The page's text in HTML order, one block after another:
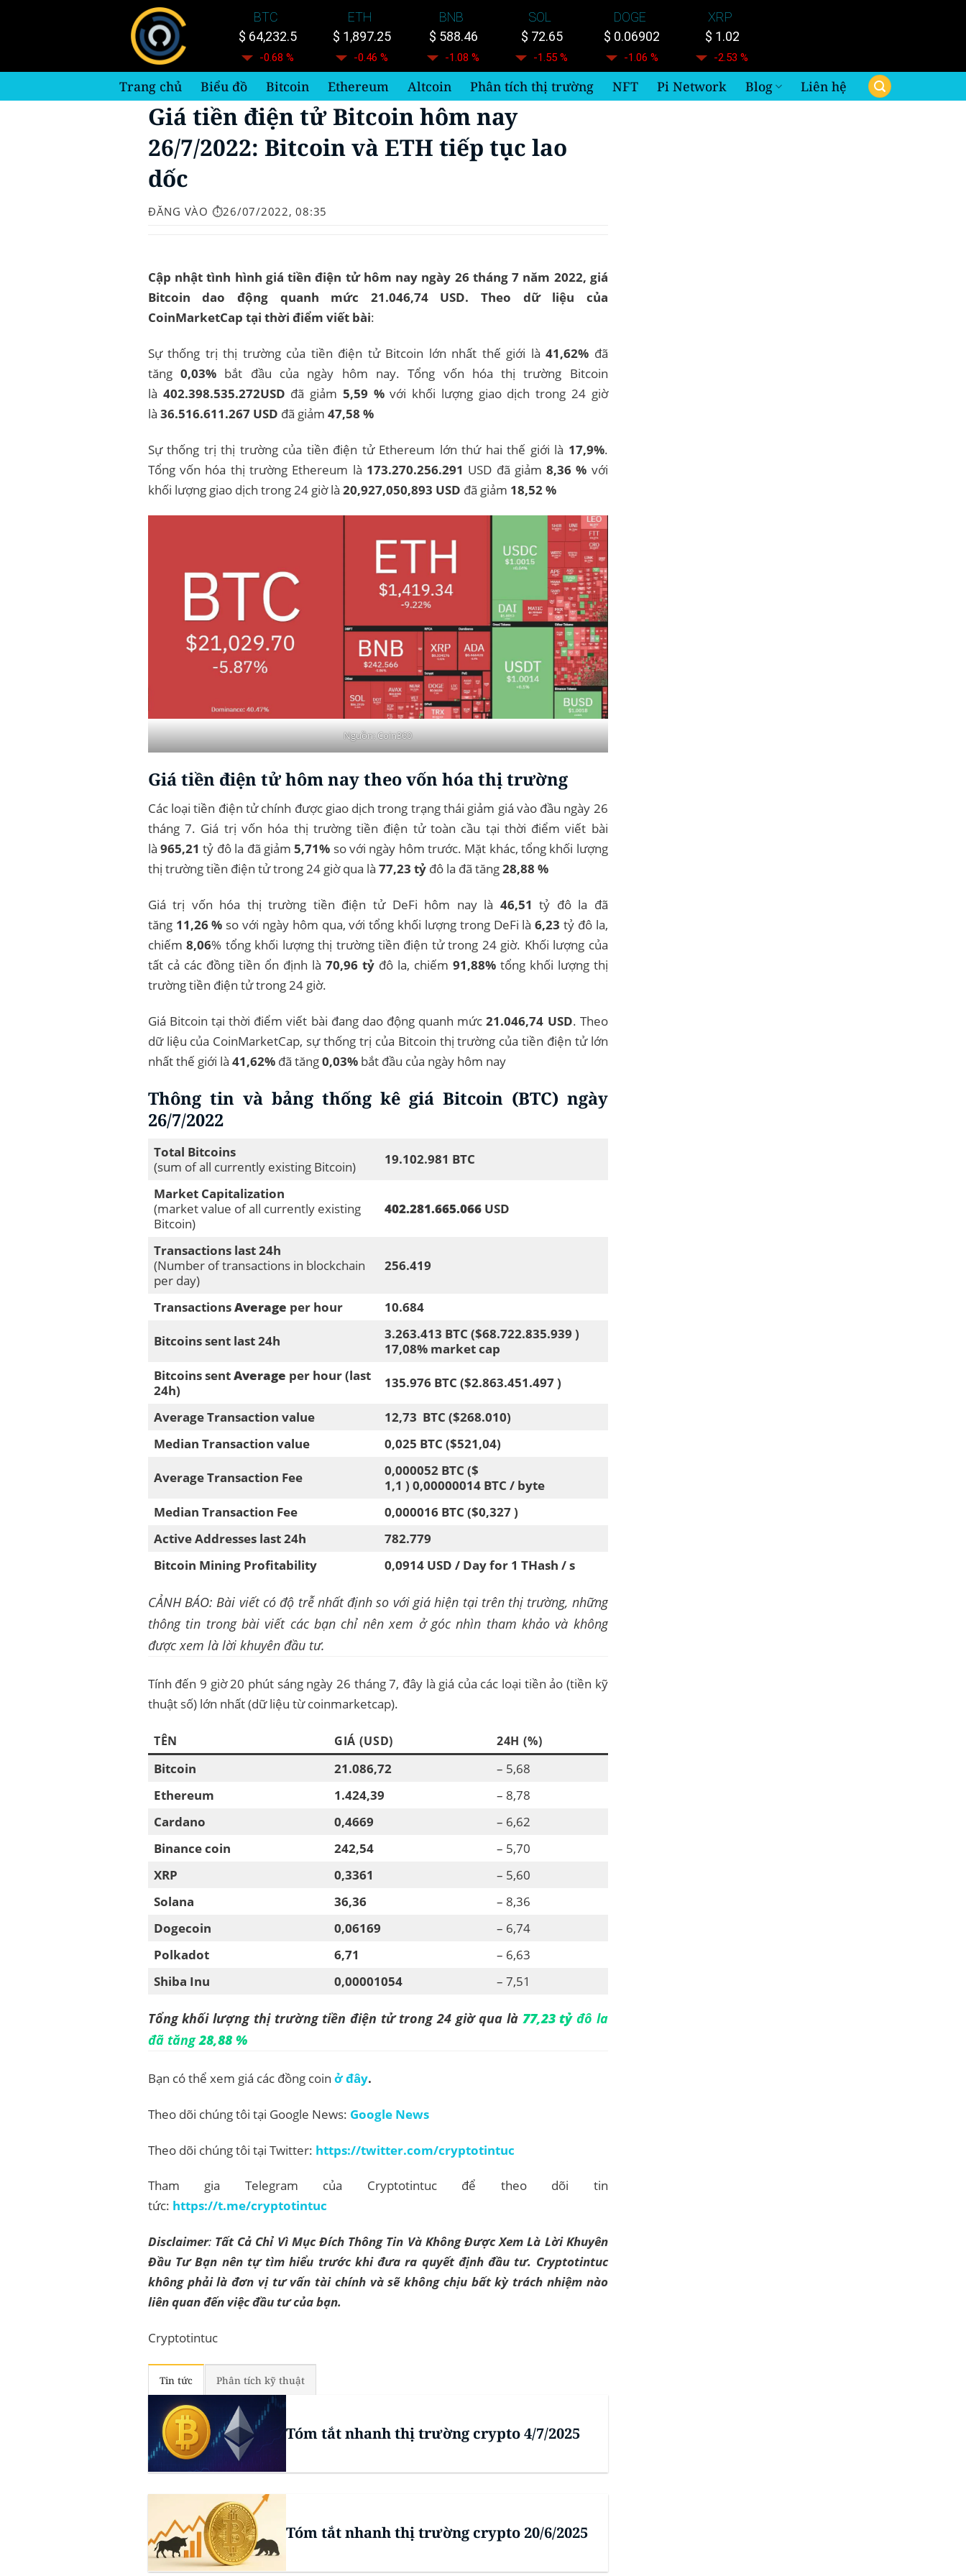
BTC
$ 64,232.5
-0.68 %
ETH
$ 1,897.25
-0.46 %
BNB
$ 588.46
-1.08 %
SOL
$ 72.65
-1.55 %
DOGE
$ 0.06902
-1.06 %
XRP
$ 1.02
-2.53 %
Trang chủ Biểu đồ Bitcoin Ethereum Altcoin Phân tích thị trường NFT Pi Network Blog Liên hệ
Giá tiền điện tử Bitcoin hôm nay
26/7/2022: Bitcoin và ETH tiếp tục lao
dốc
ĐĂNG VÀO ⏱️26/07/2022, 08:35
Cập nhật tình hình giá tiền điện tử hôm nay ngày 26 tháng 7 năm 2022, giá
Bitcoin dao động quanh mức 21.046,74 USD. Theo dữ liệu của
CoinMarketCap tại thời điểm viết bài:
Sự thống trị thị trường của tiền điện tử Bitcoin lớn nhất thế giới là41,62% đã
tăng0,03% bắt đầu của ngày hôm nay. Tổng vốn hóa thị trường Bitcoin
là 402.398.535.272USD đã giảm 5,59 %với khối lượng giao dịch trong 24 giờ
là 36.516.611.267 USD đã giảm 47,58 %
Sự thống trị thị trường của tiền điện tử Ethereum lớn thứ hai thế giới là 17,9%.
Tổng vốn hóa thị trường Ethereum là 173.270.256.291 USD đã giảm8,36 % với
khối lượng giao dịch trong 24 giờ là 20,927,050,893 USD đã giảm 18,52 %
Nguồn: Coin360
Giá tiền điện tử hôm nay theo vốn hóa thị trường
Các loại tiền điện tử chính được giao dịch trong trạng thái giảm giá vào đầu ngày 26
tháng 7. Giá trị vốn hóa thị trường tiền điện tử toàn cầu tại thời điểm viết bài
là 965,21tỷ đô la đã giảm5,71% so với ngày hôm trước. Mặt khác, tổng khối lượng
thị trường tiền điện tử trong 24 giờ qua là 77,23 tỷđô la đã tăng28,88 %
Giá trị vốn hóa thị trường tiền điện tử DeFi hôm nay là 46,51 tỷ đô la đã
tăng 11,26 % so với ngày hôm qua, với tổng khối lượng trong DeFi là6,23tỷ đô la,
chiếm 8,06% tổng khối lượng thị trường tiền điện tử trong 24 giờ. Khối lượng của
tất cả các đồng tiền ổn định là 70,96 tỷđô la, chiếm 91,88%tổng khối lượng thị
trường tiền điện tử trong 24 giờ.
Giá Bitcoin tại thời điểm viết bài đang dao động quanh mức21.046,74 USD. Theo
dữ liệu của CoinMarketCap, sự thống trị của Bitcoin thị trường của tiền điện tử lớn
nhất thế giới là 41,62% đã tăng0,03%bắt đầu của ngày hôm nay
Thông tin và bảng thống kê giá Bitcoin (BTC) ngày
26/7/2022
Total Bitcoins
(sum of all currently existing Bitcoin)
19.102.981 BTC
Market Capitalization
(market value of all currently existing
Bitcoin)
402.281.665.066 USD
Transactions last 24h
(Number of transactions in blockchain
per day)
256.419
TransactionsAverage per hour 10.684
Bitcoins sent last 24h
3.263.413 BTC ($68.722.835.939 )
17,08% market cap
Bitcoins sentAverage per hour (last
24h)
135.976 BTC ($2.863.451.497 )
Average Transaction value
12,73 BTC ($268.010)
Median Transaction value
0,025 BTC ($521,04)
Average Transaction Fee
0,000052 BTC ($
1,1 ) 0,00000014 BTC / byte
Median Transaction Fee
0,000016 BTC ($0,327 )
Active Addresses last 24h
782.779
Bitcoin Mining Profitability
0,0914 USD / Day for 1 THash / s
CẢNH BÁO: Bài viết có độ trễ nhất định so với giá hiện tại trên thị trường, những
thông tin trong bài viết các bạn chỉ nên xem ở góc nhìn tham khảo và không
được xem là lời khuyên đầu tư.
Tính đến 9 giờ 20 phút sáng ngày 26 tháng 7, đây là giá của các loại tiền ảo (tiền kỹ
thuật số) lớn nhất (dữ liệu từ coinmarketcap).
TÊN GIÁ (USD) 24H (%)
Bitcoin 21.086,72
– 5,68
Ethereum
1.424,39
– 8,78
Cardano
0,4669
– 6,62
Binance coin
242,54
– 5,70
XRP
0,3361
– 5,60
Solana
36,36
– 8,36
Dogecoin
0,06169
– 6,74
Polkadot
6,71
– 6,63
Shiba Inu
0,00001054 – 7,51
Tổng khối lượng thị trường tiền điện tử trong 24 giờ qua là 77,23 tỷđô la
đã tăng28,88 %
Bạn có thể xem giá các đồng coin ở đây.
Theo dõi chúng tôi tại Google News: Google News
Theo dõi chúng tôi tại Twitter: https://twitter.com/cryptotintuc
Tham gia Telegram của Cryptotintuc để theo dõi tin
tức: https://t.me/cryptotintuc
Disclaimer: Tất Cả Chỉ Vì Mục Đích Thông Tin Và Không Được Xem Là Lời Khuyên
Đầu Tư Bạn nên tự tìm hiểu trước khi đưa ra quyết định đầu tư. Cryptotintuc
không phải là đơn vị tư vấn tài chính và sẽ không chịu bất kỳ trách nhiệm nào
liên quan đến việc đầu tư của bạn.
Cryptotintuc
Tin tức Phân tích kỹ thuật
Tóm tắt nhanh thị trường crypto 4/7/2025
Tóm tắt nhanh thị trường crypto 20/6/2025